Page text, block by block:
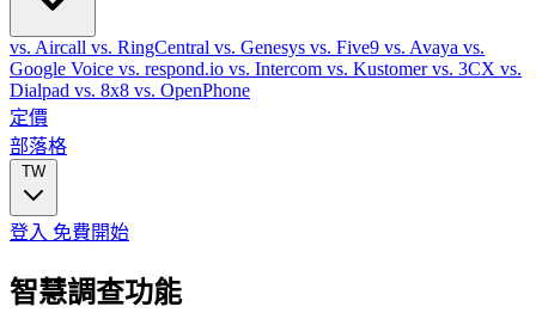
vs. Aircall vs. RingCentral vs. Genesys vs. Five9 vs. Avaya vs.
Google Voice vs. respond.io vs. Intercom vs. Kustomervs. 3CX vs.
Dialpad vs. 8x8 vs. OpenPhone
定價
部落格
TW
登入 免費開始
智慧調查功能